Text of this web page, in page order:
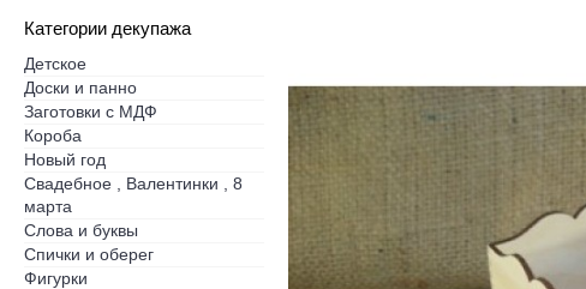
Категории декупажа
Детское
Доски и панно
Заготовки с МДФ
Короба
Новый год
Свадебное , Валентинки , 8
марта
Слова и буквы
Спички и оберег
Фигурки